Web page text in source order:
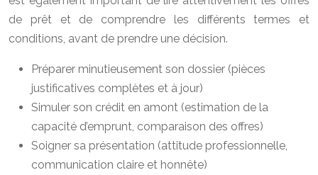
de prêt et de comprendre les différents termes et
conditions, avant de prendre une décision.
Préparer minutieusement son dossier (pièces
justificatives complètes et à jour)
Simuler son crédit en amont (estimation de la
capacité d’emprunt, comparaison des offres)
Soigner sa présentation (attitude professionnelle,
communication claire et honnête)